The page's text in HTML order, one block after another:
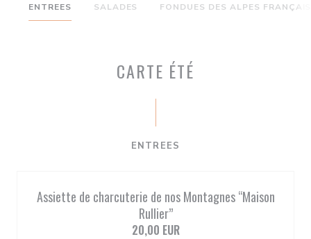
ENTREES SALADES FONDUES DES ALPES
CARTE ÉTÉ
ENTREES
Assiette de charcuterie de nos Montagnes ‘‘Maison
Rullier’’
20,00 EUR